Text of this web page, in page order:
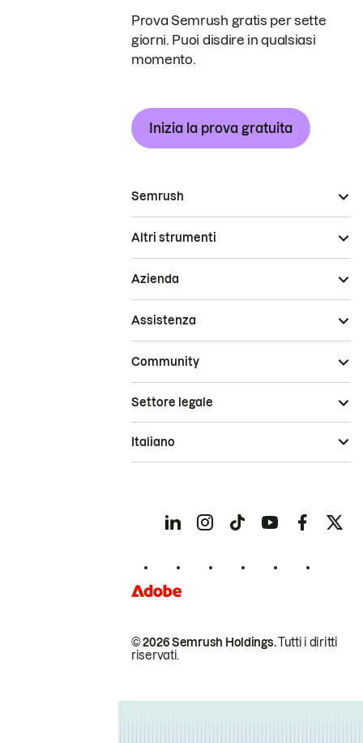
Prova Semrush gratis per sette
giorni. Puoi disdire in qualsiasi
momento.
Inizia la prova gratuita
Semrush
Altri strumenti
Azienda
Assistenza
Community
© 2026 Semrush Holdings.Tutti i diritti
riservati.
Settore legale
Italiano